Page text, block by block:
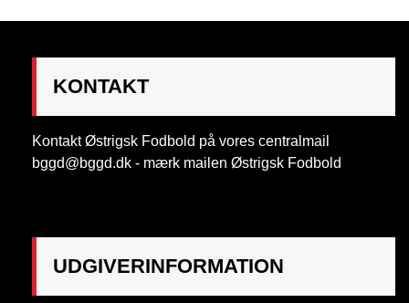
KONTAKT
Kontakt Østrigsk Fodbold på vores centralmail
bggd@bggd.dk - mærk mailen Østrigsk Fodbold
UDGIVERINFORMATION